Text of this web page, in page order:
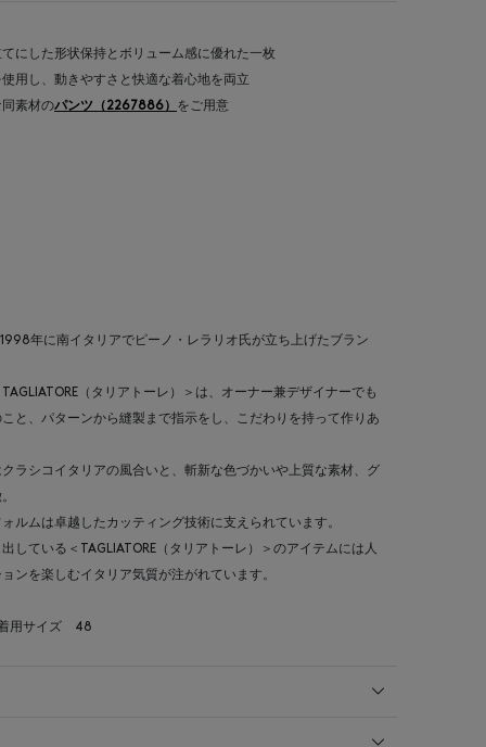
にした形状保持とボリューム感に優れた一枚
用し、動きやすさと快適な着心地を両立
同素材のパンツ（2267886） をご用意
年に南イタリアでピーノ・レラリオ氏が立ち上げたブラン
（タリアトーレ）＞は、オーナー兼デザイナーでも
と、パターンから縫製まで指示をし、こだわりを持って作りあ
ラシコイタリアの風合いと、斬新な色づかいや上質な素材、グ
ルムは卓越したカッティング技術に支えられています。
している＜TAGLIATORE（タリアトーレ）＞のアイテムには人
ンを楽しむイタリア気質が注がれています。
用サイズ 48